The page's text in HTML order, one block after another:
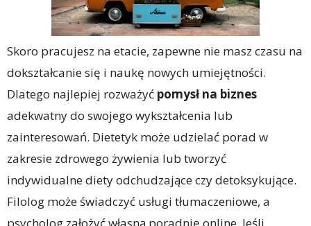
Skoro pracujesz na etacie, zapewne nie masz czasu na
dokształcanie się i naukę nowych umiejętności.
Dlatego najlepiej rozważyć pomysł na biznes
adekwatny do swojego wykształcenia lub
zainteresowań. Dietetyk może udzielać porad w
zakresie zdrowego żywienia lub tworzyć
indywidualne diety odchudzające czy detoksykujące.
Filolog może świadczyć usługi tłumaczeniowe, a